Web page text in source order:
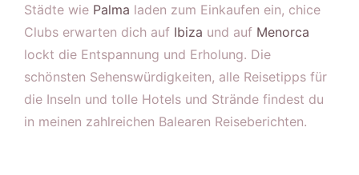
Städte wie Palma laden zum Einkaufen ein, chice
Clubs erwarten dich auf Ibiza und auf Menorca
lockt die Entspannung und Erholung. Die
schönsten Sehenswürdigkeiten, alle Reisetipps für
die Inseln und tolle Hotels und Strände findest du
in meinen zahlreichen Balearen Reiseberichten.